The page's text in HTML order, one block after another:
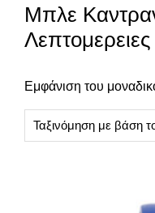
Μπλε
Λεπτομερειες
Εμφάνιση του